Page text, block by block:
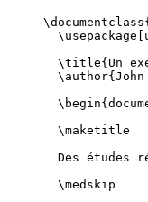
\documentclass{
\usepackage
\title{Un
\author
\begin{
\maketitle
Des études
\medskip